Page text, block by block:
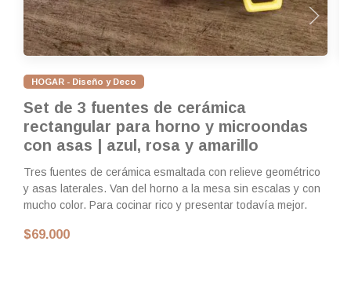
HOGAR - Diseño y Deco
Set de 3 fuentes de cerámica
rectangular para horno y microondas
con asas | azul, rosa y amarillo
Tres fuentes de cerámica esmaltada con relieve geométrico
y asas laterales. Van del horno a la mesa sin escalas y con
mucho color. Para cocinar rico y presentar todavía mejor.
$69.000